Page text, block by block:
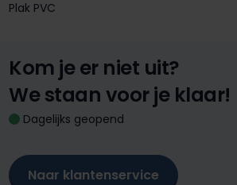
Plak PVC
Kom je er niet uit?
We staan voor je klaar!
Dagelijks geopend
Naar klantenservice